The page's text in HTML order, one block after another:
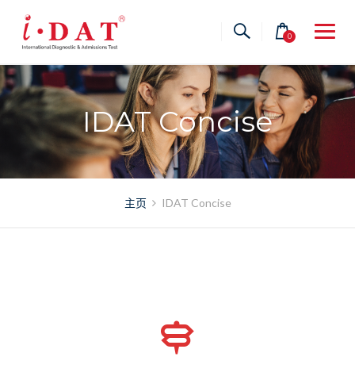
content
0
IDAT Concise
主页 IDAT Concise